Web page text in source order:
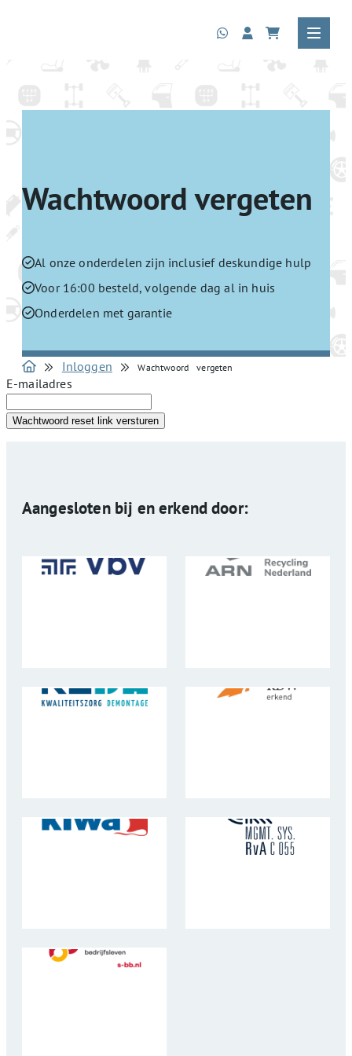
Wachtwoord vergeten
Al onze onderdelen zijn inclusief deskundige hulp
Voor 16:00 besteld, volgende dag al in huis
Onderdelen met garantie
Inloggen Wachtwoord vergeten
E-mailadres
Wachtwoord reset link versturen
Aangesloten bij en erkend door: